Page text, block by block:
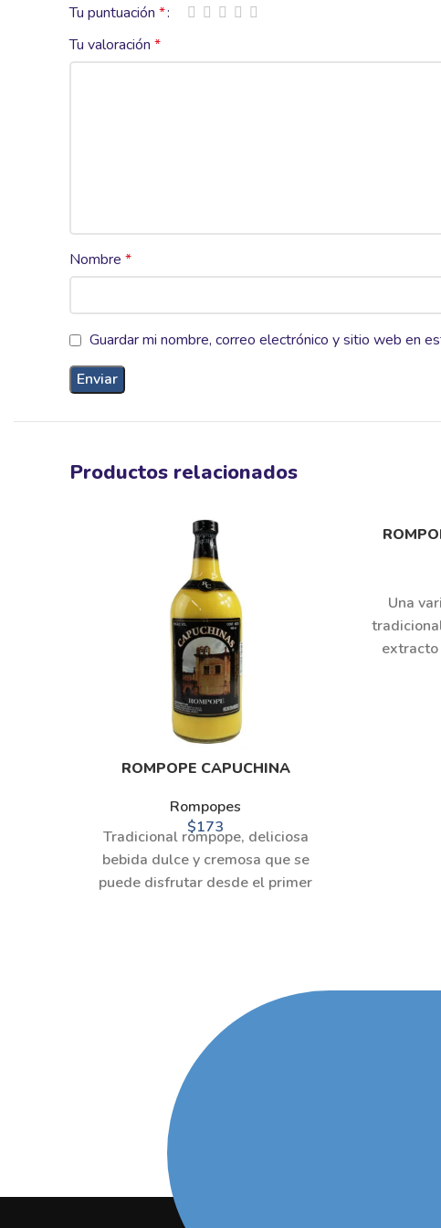
Tu puntuación *
Tu valoración *
Nombre *
Guardar mi nombre, correo electrónico y sitio web en
Productos relacionados
ROMPOPE CAPUCHINA
Rompopes
$173
Tradicional rompope, deliciosa
bebida dulce y cremosa que se
puede disfrutar desde el primer
Una
extracto